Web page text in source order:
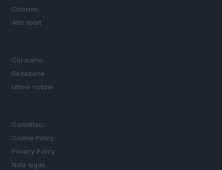
Ciclismo
Altri sport
Chi siamo
Redazione
Ultime notizie
Contattaci
Cookie Policy
Privacy Policy
Note legali